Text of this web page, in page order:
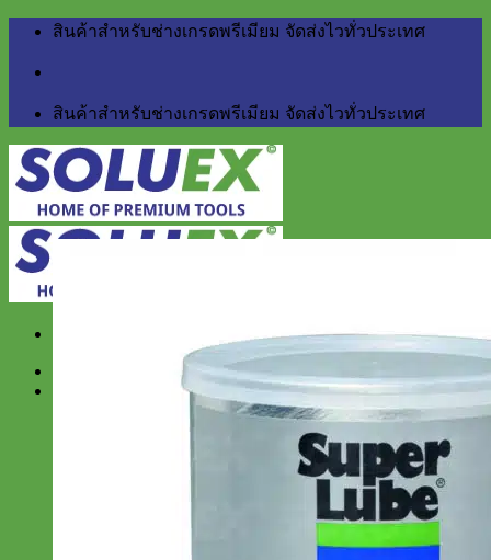
Skip
สินค้าสำหรับช่างเกรดพรีเมียม จัดส่งไวทั่วประเทศ
สินค้าสำหรับช่างเกรดพรีเมียม จัดส่งไวทั่วประเทศ
สำหรับโรงงาน